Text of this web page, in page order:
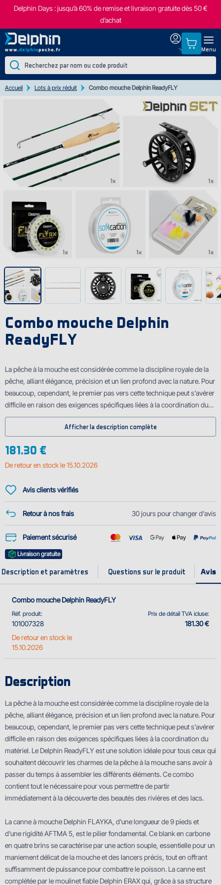
Delphin Days : jusqu’à 60% de remise et livraison gratuite dès 50 €
d’achat
Menu
Accueil Lots à prix réduit Combo mouche Delphin ReadyFLY
Combo mouche Delphin
ReadyFLY
La pêche à la mouche est considérée comme la discipline royale de la
pêche, alliant élégance, précision et un lien profond avec la nature. Pour
beaucoup, cependant, le premier pas vers cette technique peut s'avérer
difficile en raison des exigences spécifiques liées à la coordination du
matériel. Le Delphin ReadyFLY est une solution idéale pour tous ceux qui
souhaitent découvrir les charmes de la pêche à la mouche sans avoir à
contient tout le nécessaire pour vous permettre de partir
immédiatement à la découverte des beautés des rivières et des lacs.
La canne à mouche Delphin FLA...
Afficher la description complète
Livraison gratuite
181.30 €
De retour en stock le 15.10.2026
Avis clients vérifiés
Retour à nos frais 30 jours pour changer d'avis
Paiement sécurisé
Description et paramètres Questions sur le produit
Réf. produit:
101007328
Combo mouche Delphin ReadyFLY
Prix de détail TVA icluse:
181.30 €
De retour en stock le
15.10.2026
Description
La pêche à la mouche est considérée comme la discipline royale de la
pêche, alliant élégance, précision et un lien profond avec la nature. Pour
beaucoup, cependant, le premier pas vers cette technique peut s'avérer
difficile en raison des exigences spécifiques liées à la coordination du
matériel. Le Delphin ReadyFLY est une solution idéale pour tous ceux qui
souhaitent découvrir les charmes de la pêche à la mouche sans avoir à
passer du temps à assembler les différents éléments. Ce combo
contient tout le nécessaire pour vous permettre de partir
immédiatement à la découverte des beautés des rivières et des lacs.
La canne à mouche Delphin FLAYKA, d'une longueur de 9 pieds et
d'une rigidité AFTMA 5, est le pilier fondamental. Ce blank en carbone
en quatre brins se caractérise par une action souple, essentielle pour un
maniement délicat de la mouche et des lancers précis, tout en offrant
suffisamment de puissance pour combattre le poisson. La canne est
complétée par le moulinet fiable Delphin ERAX qui, grâce à sa structure